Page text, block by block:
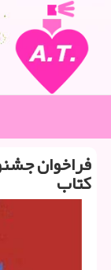
فراخوان
كتاب